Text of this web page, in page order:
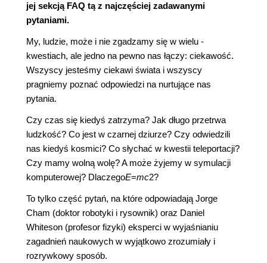
jej sekcją FAQ tą z najczęściej zadawanymi
pytaniami.
My, ludzie, może i nie zgadzamy się w wielu ­
kwestiach, ale jedno na pewno nas łączy: ciekawość.
Wszyscy jesteśmy ciekawi świata i wszyscy
pragniemy poznać odpowiedzi na nurtujące nas
pytania.
Czy czas się kiedyś zatrzyma? Jak długo przetrwa
ludzkość? Co jest w czarnej dziurze? Czy odwiedzili
nas kiedyś kosmici? Co słychać w kwestii teleportacji?
Czy mamy wolną wolę? A może żyjemy w symulacji
komputerowej? DlaczegoE=mc2?
To tylko część pytań, na które odpowiadają Jorge
Cham (doktor robotyki i rysownik) oraz Daniel
Whiteson (profesor fizyki) eksperci w wyjaśnianiu
zagadnień naukowych w wyjątkowo zrozumiały i
rozrywkowy sposób.